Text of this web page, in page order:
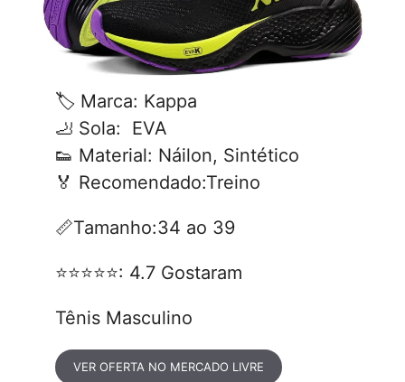
🏷️ Marca: Kappa
🦶 Sola: EVA
👟 Material: Náilon, Sintético
🏅 Recomendado:Treino
📏Tamanho:34 ao 39
⭐⭐⭐⭐⭐: 4.7 Gostaram
Tênis Masculino
VER OFERTA NO MERCADO LIVRE